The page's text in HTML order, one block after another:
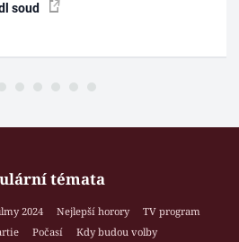
soud
témata
2024 Nejlepší horory
TV program
Počasí
Kdy budou volby